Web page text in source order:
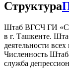
Структура
Штаб ВГСЧ ГИ
в г. Ташкенте.
деятельности
Численность
служба